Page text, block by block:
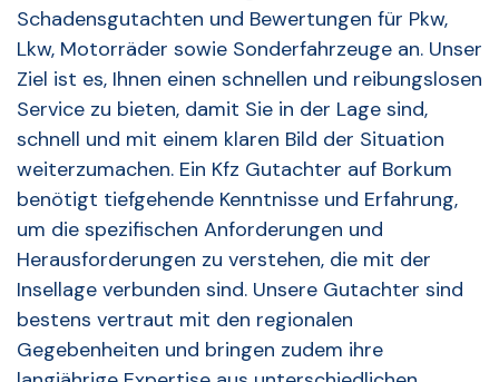
Schadensgutachten und Bewertungen für Pkw,
Lkw, Motorräder sowie Sonderfahrzeuge an. Unser
Ziel ist es, Ihnen einen schnellen und reibungslosen
Service zu bieten, damit Sie in der Lage sind,
schnell und mit einem klaren Bild der Situation
weiterzumachen. Ein Kfz Gutachter auf Borkum
benötigt tiefgehende Kenntnisse und Erfahrung,
um die spezifischen Anforderungen und
Herausforderungen zu verstehen, die mit der
Insellage verbunden sind. Unsere Gutachter sind
bestens vertraut mit den regionalen
Gegebenheiten und bringen zudem ihre